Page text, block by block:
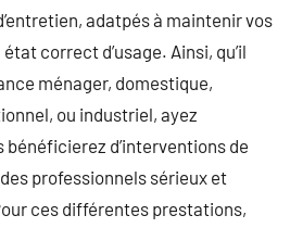
adatpés à maintenir vos
correct d’usage. Ainsi, qu’il
ménager, domestique,
ou industriel, ayez
bénéficierez d’interventions de
professionnels sérieux et
ces différentes prestations,